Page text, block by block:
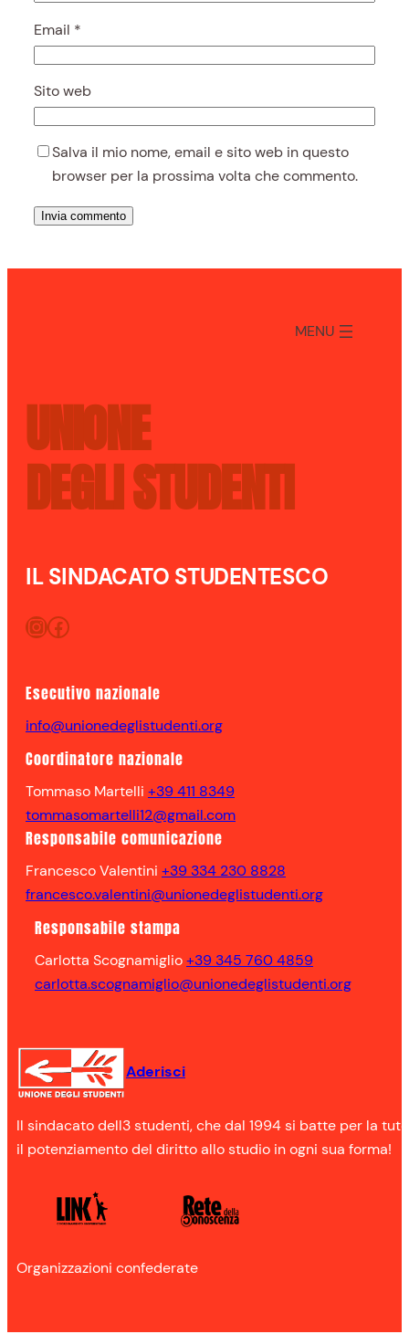
Email *
Sito web
Salva il mio nome, email e sito web in questo
browser per la prossima volta che commento.
MENU
UNIONE
DEGLI STUDENTI
IL SINDACATO STUDENTESCO
Instagram
Facebook
Esecutivo nazionale
info@unionedeglistudenti.org
Coordinatore nazionale
Tommaso Martelli +39 411 8349
tommasomartelli12@gmail.com
Responsabile comunicazione
Francesco Valentini +39 334 230 8828
francesco.valentini@unionedeglistudenti.org
Responsabile stampa
Carlotta Scognamiglio+39 345 760 4859
carlotta.scognamiglio@unionedeglistudenti.org
Aderisci
Il sindacato dell3 studenti, che dal 1994 si batte per la
il potenziamento del diritto allo studio in ogni sua forma!
Organizzazioni confederate